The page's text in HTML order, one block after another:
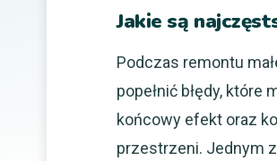
Jakie są
Podczas remontu
popełnić błędy, które
końcowy efekt oraz
przestrzeni. Jednym